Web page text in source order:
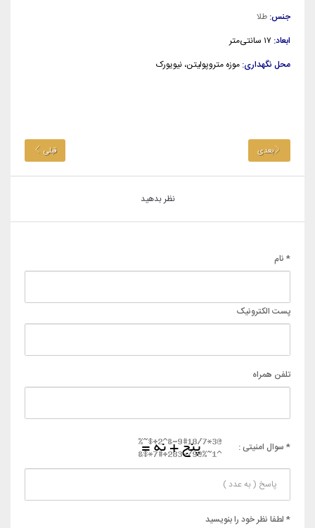
جنس: طلا
ابعاد: ۱۷ سانتی‌متر
محل نگهداری: موزه متروپولیتن، نیویورک
بعدی قبلی
نظر بدهید
* نام
پست الکترونیک
تلفن همراه
* سوال امنیتی :
* لطفا نظر خود را بنویسید